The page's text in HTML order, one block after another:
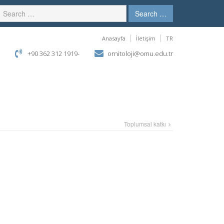
Search …
Anasayfa İletişim TR
+90 362 312 1919- ornitoloji@omu.edu.tr
Toplumsal katkı